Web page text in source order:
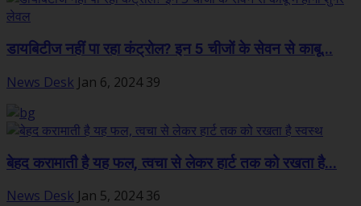
डायबिटीज नहीं पा रहा कंट्रोल? इन 5 चीजों के सेवन से काबू...
News Desk Jan 6, 2024 39
बेहद करामाती है यह फल, त्वचा से लेकर हार्ट तक को रखता है...
News Desk Jan 5, 2024 36